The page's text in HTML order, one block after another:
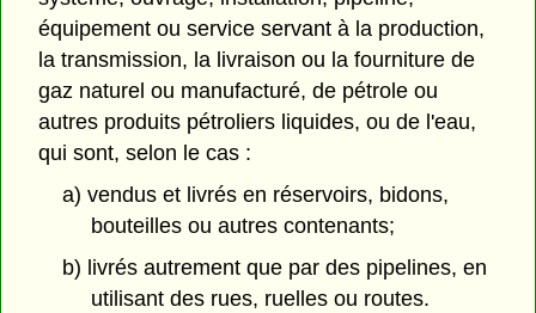
équipement ou service servant à la production,
la transmission, la livraison ou la fourniture de
gaz naturel ou manufacturé, de pétrole ou
autres produits pétroliers liquides, ou de l'eau,
qui sont, selon le cas :
a) vendus et livrés en réservoirs, bidons,
bouteilles ou autres contenants;
b) livrés autrement que par des pipelines, en
utilisant des rues, ruelles ou routes.